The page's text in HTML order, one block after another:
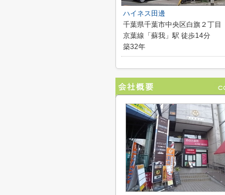
ハイネス田邊
千葉県千葉市中央区白旗２丁目
京葉線「蘇我」駅 徒歩14分
築32年